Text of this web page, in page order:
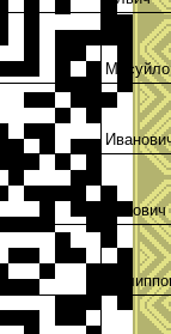
Ионович